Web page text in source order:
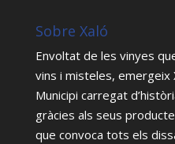
Sobre Xaló
Envoltat de les vinyes
vins i misteles, emergeix
Municipi carregat
gràcies als seus
que convoca tots els